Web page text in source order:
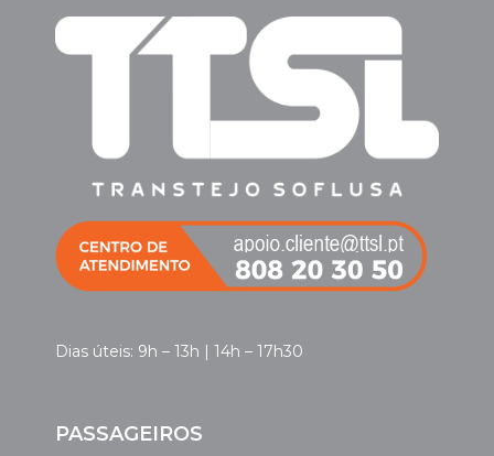
Dias úteis: 9h – 13h | 14h – 17h30
PASSAGEIROS